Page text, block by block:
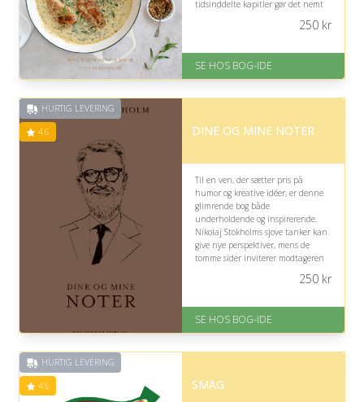
tidsinddelte kapitler gør det nemt
På lager
Levering: 1-3 hverdage -
Gratis fragt
på 4.6 ud af 5
250kr
SE HOS BOG-IDE
HURTIG LEVERING
4.6 DINE OG MINE NOTER
Til en ven, der sætter pris på
humor og kreative idéer, er denne
glimrende bog både
underholdende og inspirerende.
Nikolaj Stokholms sjove tanker kan
give nye perspektiver, mens de
tomme sider inviterer modtageren
På lager
Levering: 1-3 hverdage -
Gratis fragt
på 4.6 ud af 5
250kr
SE HOS BOG-IDE
HURTIG LEVERING
4.6 SMAG